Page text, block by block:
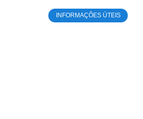
INFORMAÇÕES ÚTEIS